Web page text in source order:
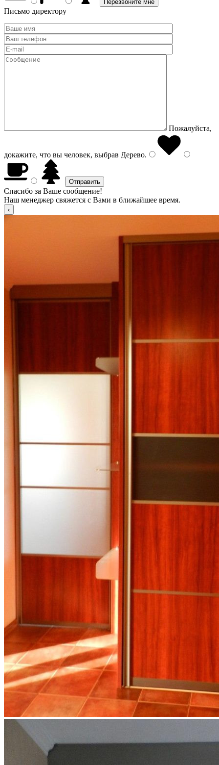
Письмо директору
Пожалуйста,
докажите, что вы человек, выбрав Дерево.
Спасибо за Ваше сообщение!
Наш менеджер свяжется с Вами в ближайшее время.